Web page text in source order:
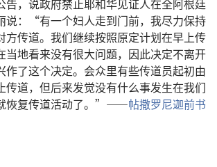
告，说政府禁止耶和华见证人在全阿根廷
说：“有一个妇人走到门前，我尽力保持
方传道。我们继续按照原定计划在早上传
当地看来没有很大问题，因此决定不离开
作了这个决定。会众里有些传道员起初由
传道，但后来发觉没有什么事发生在我们
恢复传道活动了。”——帖撒罗尼迦前书